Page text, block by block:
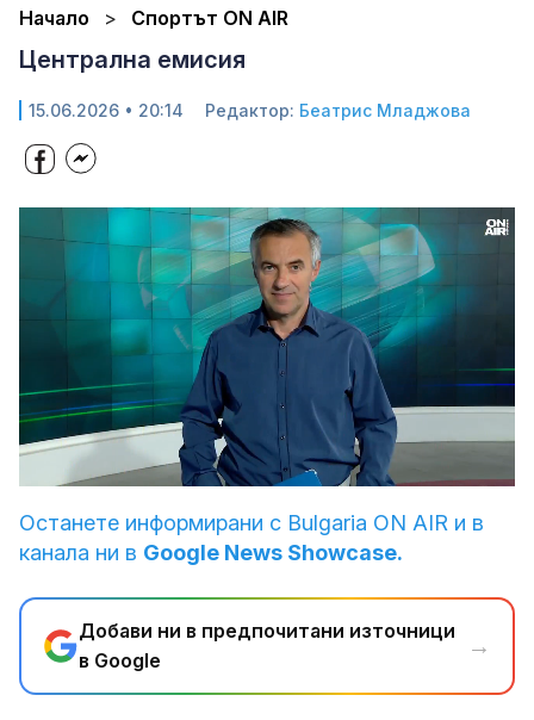
Начало Спортът ON AIR
Централна емисия
15.06.2026 • 20:14 Редактор: Беатрис Младжова
Unmute Loaded:
14.44%
Останете информирани с Bulgaria ON AIR и в
канала ни в Google News Showcase.
Добави ни в предпочитани източници
в Google
→